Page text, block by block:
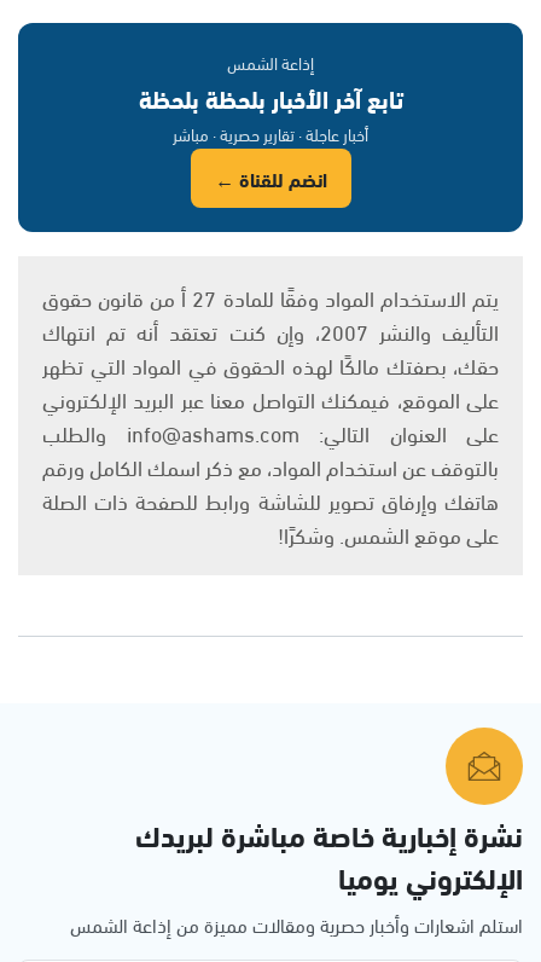
إذاعة الشمس
تابع آخر الأخبار بلحظة بلحظة
أخبار عاجلة · تقارير حصرية · مباشر
انضم للقناة ←
يتم الاستخدام المواد وفقًا للمادة 27 أ من قانون حقوق
التأليف والنشر 2007، وإن كنت تعتقد أنه تم انتهاك
حقك، بصفتك مالكًا لهذه الحقوق في المواد التي تظهر
على الموقع، فيمكنك التواصل معنا عبر البريد الإلكتروني
على العنوان التالي: info@ashams.com والطلب
بالتوقف عن استخدام المواد، مع ذكر اسمك الكامل ورقم
هاتفك وإرفاق تصوير للشاشة ورابط للصفحة ذات الصلة
على موقع الشمس. وشكرًا!
نشرة إخبارية خاصة مباشرة لبريدك
الإلكتروني يوميا
استلم اشعارات وأخبار حصرية ومقالات مميزة من إذاعة الشمس